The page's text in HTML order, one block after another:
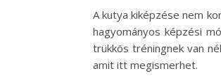
A kutya kiképzése nem
hagyományos képzési
trükkös tréningnek van
amit itt megismerhet.